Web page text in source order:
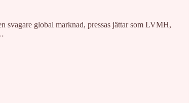
svagare global marknad, pressas jättar som LVMH,